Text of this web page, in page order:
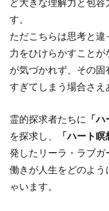
ど大きな理解力と包
す。
ただこちらは思考と
力をひけらかすこと
が気づかれず、その
すぎてしまう場合さえ
霊的探求者たちに 「ハ
を探求し、
「ハート瞑
発したリーラ・ラブ
働きが人生をどのよ
ゃいます。